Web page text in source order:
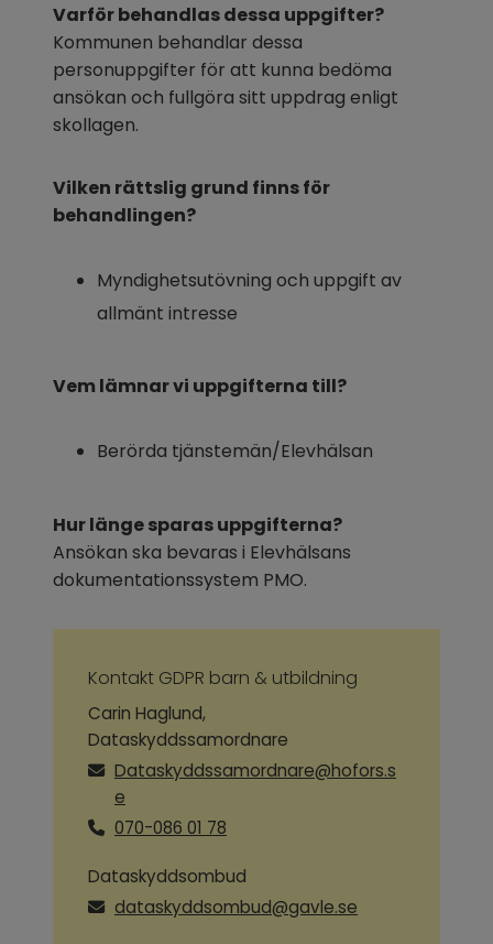
Varför behandlas dessa uppgifter?
Kommunen behandlar dessa
personuppgifter för att kunna bedöma
ansökan och fullgöra sitt uppdrag enligt
skollagen.
Vilken rättslig grund finns för
behandlingen?
Myndighetsutövning och uppgift av
allmänt intresse
Vem lämnar vi uppgifterna till?
Berörda tjänstemän/Elevhälsan
Hur länge sparas uppgifterna?
Ansökan ska bevaras i Elevhälsans
dokumentationssystem PMO.
Kontakt GDPR barn & utbildning
Carin Haglund,
Dataskyddssamordnare
Dataskyddssamordnare@hofors.s
e
070-086 01 78
Dataskyddsombud
dataskyddsombud@gavle.se